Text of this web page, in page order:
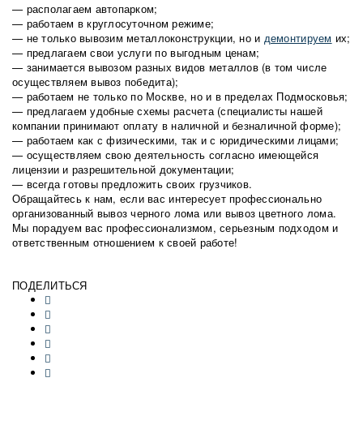
— располагаем автопарком;
— работаем в круглосуточном режиме;
— не только вывозим металлоконструкции, но и демонтируем их;
— предлагаем свои услуги по выгодным ценам;
— занимается вывозом разных видов металлов (в том числе
осуществляем вывоз победита);
— работаем не только по Москве, но и в пределах Подмосковья;
— предлагаем удобные схемы расчета (специалисты нашей
компании принимают оплату в наличной и безналичной форме);
— работаем как с физическими, так и с юридическими лицами;
— осуществляем свою деятельность согласно имеющейся
лицензии и разрешительной документации;
— всегда готовы предложить своих грузчиков.
Обращайтесь к нам, если вас интересует профессионально
организованный вывоз черного лома или вывоз цветного лома.
Мы порадуем вас профессионализмом, серьезным подходом и
ответственным отношением к своей работе!
ПОДЕЛИТЬСЯ